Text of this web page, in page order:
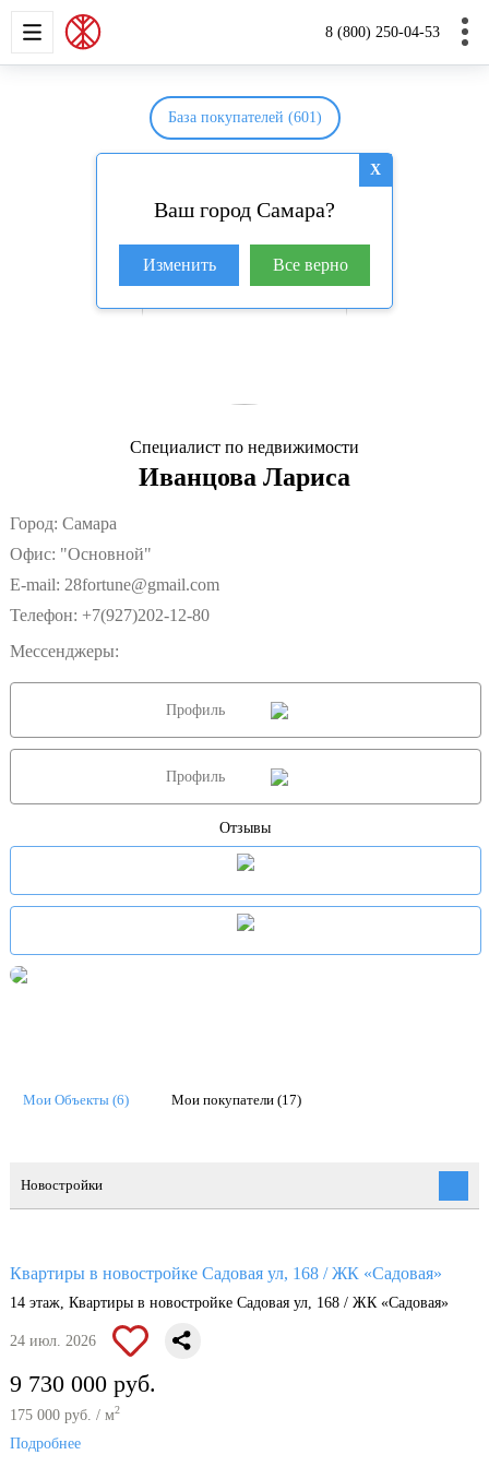
8 (800) 250-04-53
НОВОСТРОЙКИ ДОМА И
X
Ваш город Самара?
Изменить Все верно
База покупателей (601)
Специалист по недвижимости
Иванцова Лариса
Город: Самара
Офис: "Основной"
E-mail: 28fortune@gmail.com
Телефон: +7(927)202-12-80
Мессенджеры:
Профиль
Профиль
Отзывы
Мои Объекты (6) Мои покупатели (17)
Новостройки
Квартиры в новостройке Садовая ул, 168 / ЖК «Садовая»
14 этаж, Квартиры в новостройке Садовая ул, 168 / ЖК «Садовая»
24 июл. 2026
9 730 000 руб.
175 000 руб. / м2
Подробнее